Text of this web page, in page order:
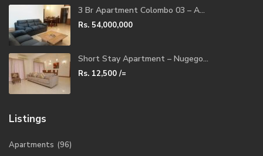
3 Br Apartment Colombo 03 – A...
Rs. 54,000,000
Short Stay Apartment – Nugego...
Rs. 12,500 /=
Listings
Apartments (96)